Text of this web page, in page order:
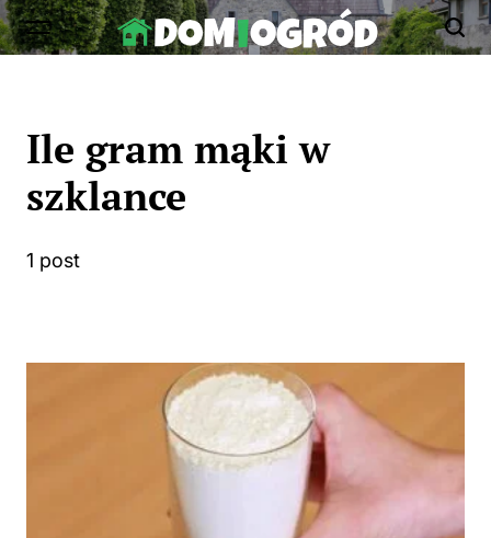
Skip
to
Ile gram mąki w
szklance
1 post